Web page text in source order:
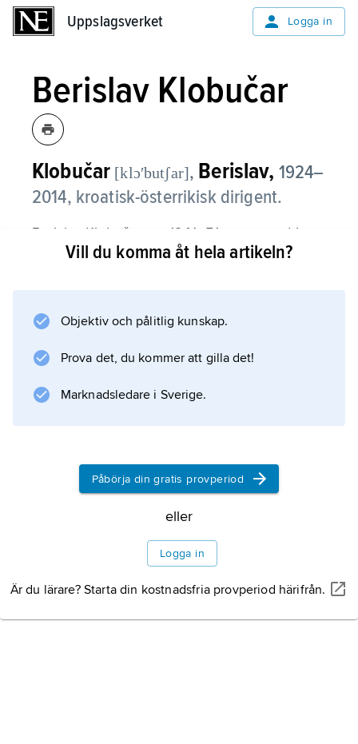
Uppslagsverket Logga in
Berislav Klobučar
Klobučar [klɔʹbutʃar], Berislav, 1924–
2014, kroatisk-österrikisk dirigent.
Berislav Klobučar var 1941–51 engagerad i
Zagreb och från 1953 verksam vid Staatsoper
musikchef i Graz och 1965–81 ofta anlitad vid
hovkapellmästare 1979).
Vill du komma åt hela artikeln?
Objektiv och pålitlig kunskap.
Prova det, du kommer att gilla det!
Marknadsledare i Sverige.
Påbörja din gratis provperiod
eller
Logga in
Är du lärare? Starta din kostnadsfria provperiod härifrån.